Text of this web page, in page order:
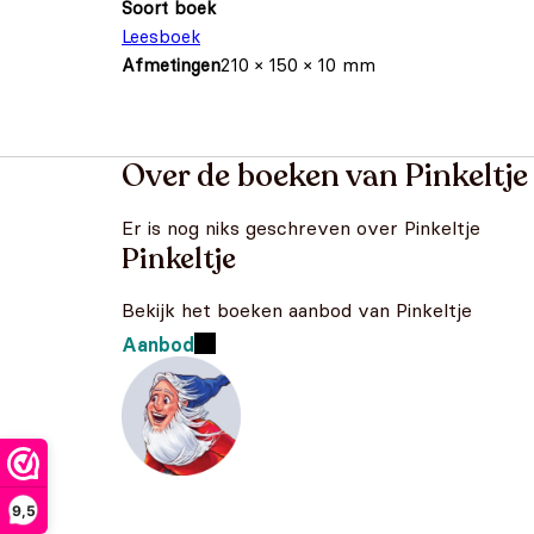
9,5
Soort boek
Leesboek
Afmetingen210 × 150 × 10 mm
Over de boeken van Pinkeltje
Er is nog niks geschreven over Pinkeltje
Pinkeltje
Bekijk het boeken aanbod van Pinkeltje
Aanbod